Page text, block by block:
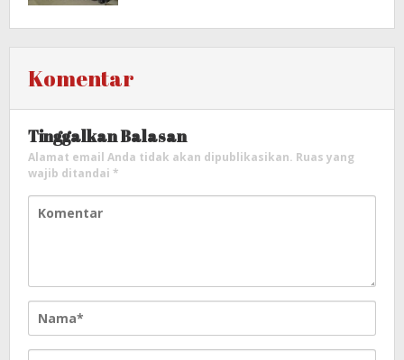
Komentar
Tinggalkan Balasan
Alamat email Anda tidak akan dipublikasikan. Ruas yang
wajib ditandai *